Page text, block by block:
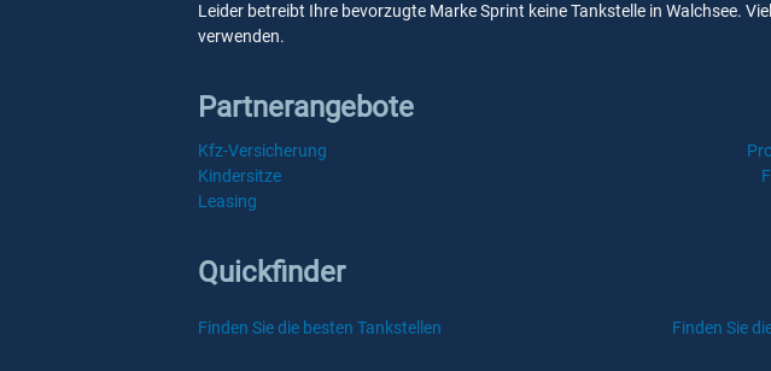
Leider betreibt Ihre bevorzugte Marke Sprint keine Tankstelle in Walchsee.
verwenden.
Partnerangebote
Kfz-Versicherung
Kindersitze
Leasing
Quickfinder
Finden Sie die besten Tankstellen Finden Sie